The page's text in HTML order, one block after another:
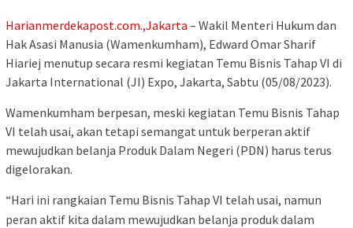
Harianmerdekapost.com.,Jakarta – Wakil Menteri Hukum dan
Hak Asasi Manusia (Wamenkumham), Edward Omar Sharif
Hiariej menutup secara resmi kegiatan Temu Bisnis Tahap VI di
Jakarta International (JI) Expo, Jakarta, Sabtu (05/08/2023).
Wamenkumham berpesan, meski kegiatan Temu Bisnis Tahap
VI telah usai, akan tetapi semangat untuk berperan aktif
mewujudkan belanja Produk Dalam Negeri (PDN) harus terus
digelorakan.
“Hari ini rangkaian Temu Bisnis Tahap VI telah usai, namun
peran aktif kita dalam mewujudkan belanja produk dalam